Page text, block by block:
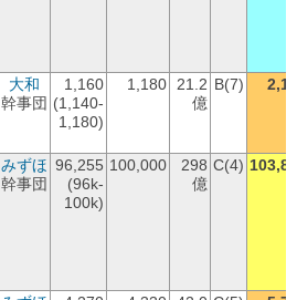
大和
幹事団
1,160
(1,140-
1,180)
1,180
21.2
億
B(7)
みずほ
幹事団
96,255
(96k-
100k)
100,000
298
億
C(4)